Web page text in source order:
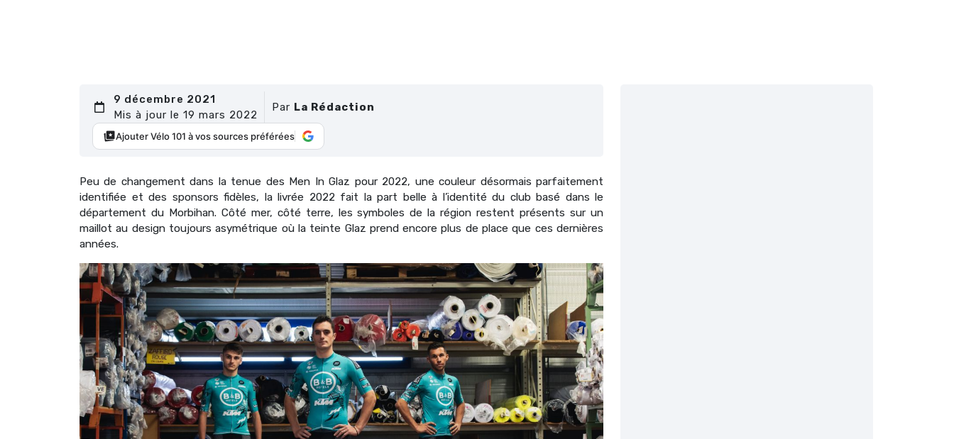
9 décembre 2021
Mis à jour le 19 mars 2022
Par La Rédaction
Ajouter Vélo 101 à vos sources préférées
Peu de changement dans la tenue des Men In Glaz pour 2022, une couleur désormais parfaitement
identifiée et des sponsors fidèles, la livrée 2022 fait la part belle à l’identité du club basé dans le
département du Morbihan. Côté mer, côté terre, les symboles de la région restent présents sur un
maillot au design toujours asymétrique où la teinte Glaz prend encore plus de place que ces dernières
années.